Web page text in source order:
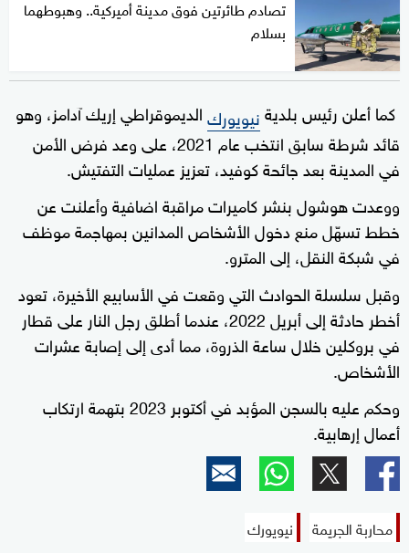
تصادم طائرتين فوق مدينة أميركية.. وهبوطهما
بسلام
كما أعلن رئيس بلديةنيويوركالديموقراطي إريك آدامز، وهو
قائد شرطة سابق انتخب عام 2021، على وعد فرض الأمن
في المدينة بعد جائحة كوفيد، تعزيز عمليات التفتيش.
ووعدت هوشول بنشر كاميرات مراقبة اضافية وأعلنت عن
خطط تسهّل منع دخول الأشخاص المدانين بمهاجمة موظف
في شبكة النقل، إلى المترو.
وقبل سلسلة الحوادث التي وقعت في الأسابيع الأخيرة، تعود
أخطر حادثة إلى أبريل 2022، عندما أطلق رجل النار على قطار
في بروكلين خلال ساعة الذروة، مما أدى إلى إصابة عشرات
الأشخاص.
وحكم عليه بالسجن المؤبد في أكتوبر 2023 بتهمة ارتكاب
أعمال إرهابية.
محاربة الجريمة نيويورك